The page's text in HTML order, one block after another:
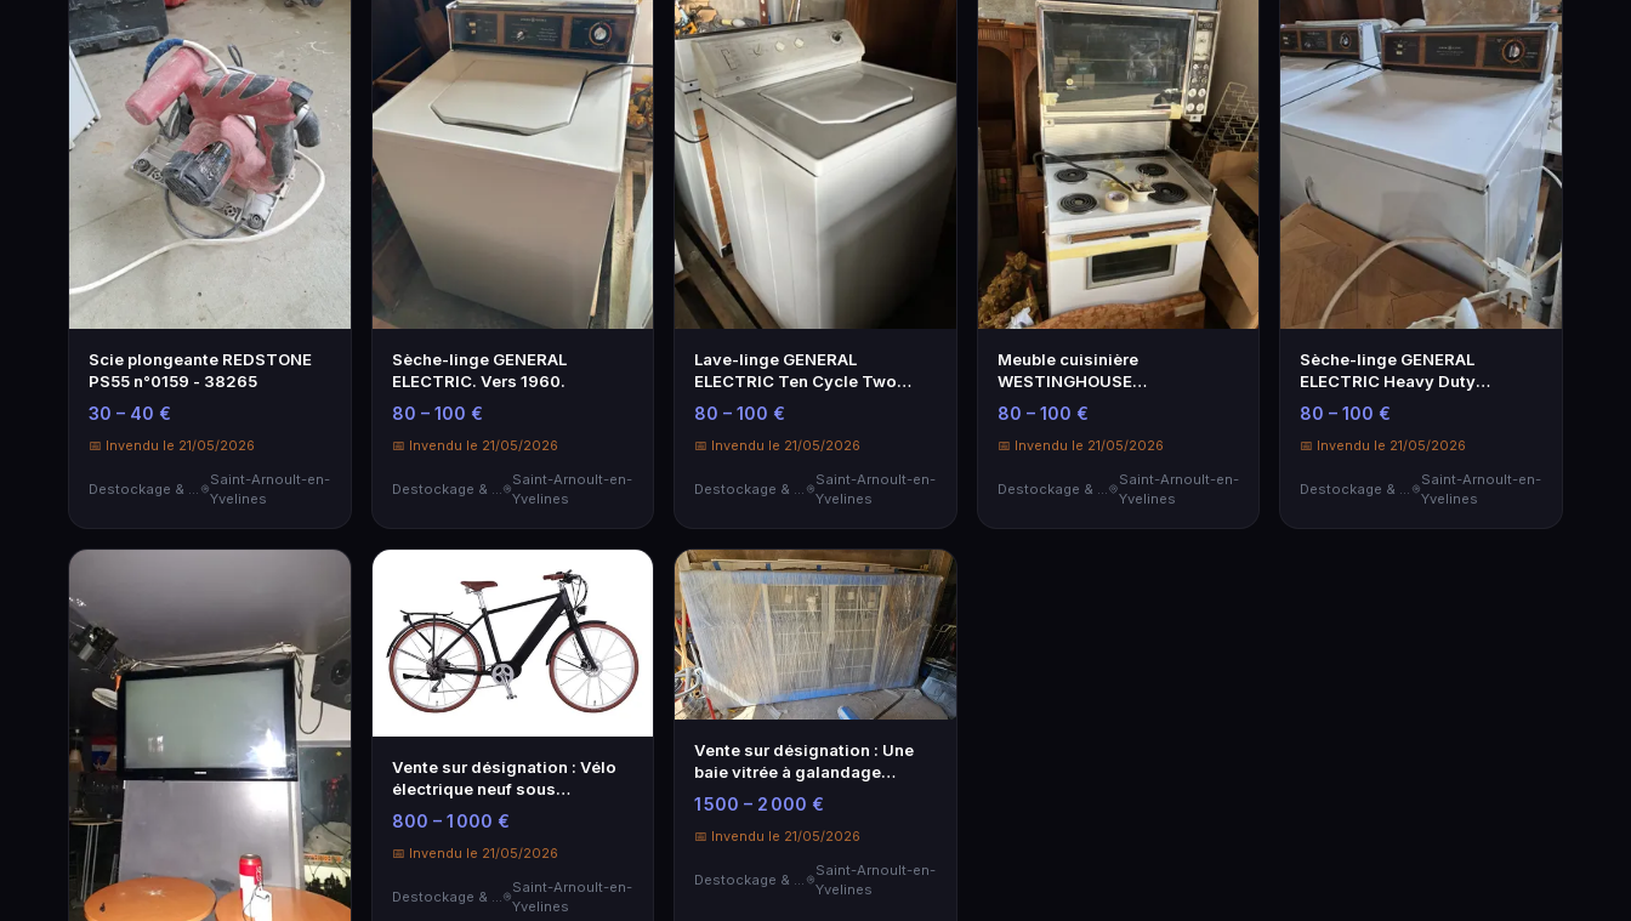
Scie plongeante REDSTONE
PS55 n°0159 - 38265
30 – 40 €
📅 Invendu le 21/05/2026
Destockage & Invendus
Saint-Arnoult-en-
Yvelines
Sèche-linge GENERAL
ELECTRIC. Vers 1960.
80 – 100 €
📅 Invendu le 21/05/2026
Destockage & Invendus
Saint-Arnoult-en-
Yvelines
Lave-linge GENERAL
ELECTRIC Ten Cycle Two
Speed Washer.
80 – 100 €
📅 Invendu le 21/05/2026
Destockage & Invendus
Saint-Arnoult-en-
Yvelines
Meuble cuisinière
WESTINGHOUSE
CONTINENTAL intégrant
quatre …
80 – 100 €
📅 Invendu le 21/05/2026
Destockage & Invendus
Saint-Arnoult-en-
Yvelines
Sèche-linge GENERAL
ELECTRIC Heavy Duty
Automatic Dryer.
80 – 100 €
📅 Invendu le 21/05/2026
Destockage & Invendus
Saint-Arnoult-en-
Yvelines
Vente sur désignation : Vélo
électrique neuf sous
emballage …
800 – 1 000 €
📅 Invendu le 21/05/2026
Destockage & Invendus
Saint-Arnoult-en-
Yvelines
Vente sur désignation : Une
baie vitrée à galandage
(couliss…
1 500 – 2 000 €
📅 Invendu le 21/05/2026
Destockage & Invendus
Saint-Arnoult-en-
Yvelines